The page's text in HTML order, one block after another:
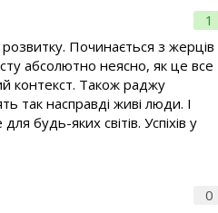
1
розвитку. Починається з жерців
абсолютно неясно, як це все
контекст. Також раджу
так насправді живі люди. І
будь-яких світів. Успіхів у
0